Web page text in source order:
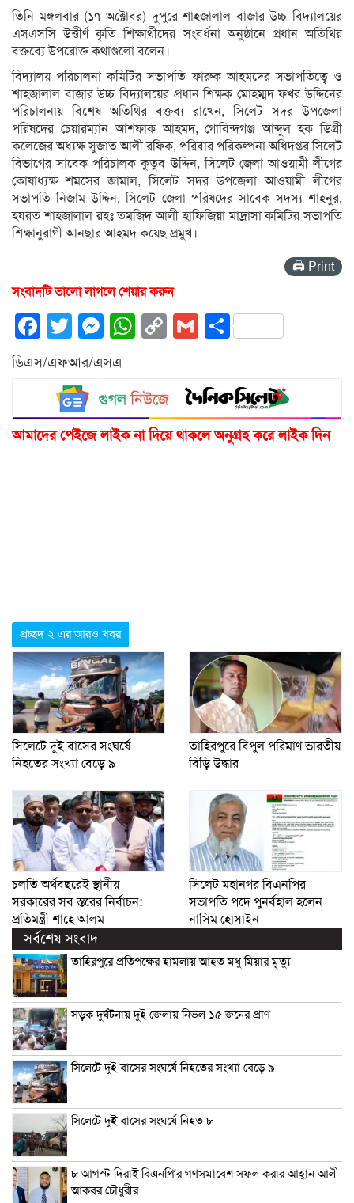
তিনি মঙ্গলবার (১৭ অক্টোবর) দুপুরে শাহজালাল বাজার উচ্চ বিদ্যালয়ের
এসএসসি উত্তীর্ণ কৃতি শিক্ষার্থীদের সংবর্ধনা অনুষ্ঠানে প্রধান অতিথির
বক্তব্যে উপরোক্ত কথাগুলো বলেন।
বিদ্যালয় পরিচালনা কমিটির সভাপতি ফারুক আহমদের সভাপতিত্বে ও
শাহজালাল বাজার উচ্চ বিদ্যালয়ের প্রধান শিক্ষক মোহম্মদ ফখর উদ্দিনের
পরিচালনায় বিশেষ অতিথির বক্তব্য রাখেন, সিলেট সদর উপজেলা
পরিষদের চেয়ারম্যান আশফাক আহমদ, গোবিন্দগঞ্জ আব্দুল হক ডিগ্রী
কলেজের অধ্যক্ষ সুজাত আলী রফিক, পরিবার পরিকল্পনা অধিদপ্তর সিলেট
বিভাগের সাবেক পরিচালক কুতুব উদ্দিন, সিলেট জেলা আওয়ামী লীগের
কোষাধ্যক্ষ শমসের জামাল, সিলেট সদর উপজেলা আওয়ামী লীগের
সভাপতি নিজাম উদ্দিন, সিলেট জেলা পরিষদের সাবেক সদস্য শাহনুর,
হযরত শাহজালাল রহঃ তমজিদ আলী হাফিজিয়া মাদ্রাসা কমিটির সভাপতি
শিক্ষানুরাগী আনছার আহমদ কয়েছ প্রমুখ।
🖨 Print
সংবাদটি ভালো লাগলে শেয়ার করুন
Facebook
Twitter
Messenger
WhatsApp
CopyGmailShare
ডিএস/এফআর/এসএ
আমাদের পেইজে লাইক না দিয়ে থাকলে অনুগ্রহ করে লাইক দিন
প্রচ্ছদ ২ এর আরও খবর
সিলেটে দুই বাসের সংঘর্ষে
নিহতের সংখ্যা বেড়ে ৯
তাহিরপুরে বিপুল পরিমাণ ভারতীয়
বিড়ি উদ্ধার
চলতি অর্থবছরেই স্থানীয়
সরকারের সব স্তরের নির্বাচন:
প্রতিমন্ত্রী শাহে আলম
সিলেট মহানগর বিএনপির
সভাপতি পদে পুনর্বহাল হলেন
নাসিম হোসাইন
সর্বশেষ সংবাদ
তাহিরপুরে প্রতিপক্ষের হামলায় আহত মধু মিয়ার মৃত্যু
সড়ক দুর্ঘটনায় দুই জেলায় নিভল ১৫ জনের প্রাণ
সিলেটে দুই বাসের সংঘর্ষে নিহতের সংখ্যা বেড়ে ৯
সিলেটে দুই বাসের সংঘর্ষে নিহত ৮
৮ আগস্ট দিরাই বিএনপি’র গণসমাবেশ সফল করার আহ্বান আলী
আকবর চৌধুরীর